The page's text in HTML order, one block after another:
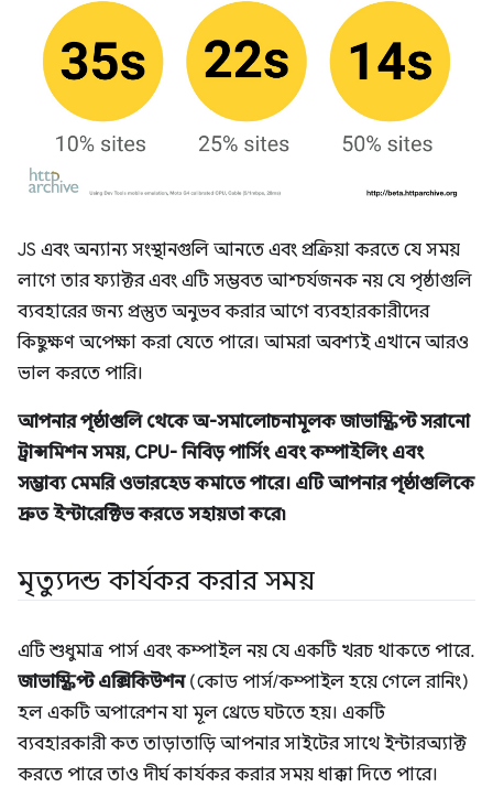
JS এবং অন্যান্য সংস্থানগুলি আনতে এবং প্রক্রিয়া করতে যে সময়
লাগে তার ফ্যাক্টর এবং এটি সম্ভবত আশ্চর্যজনক নয় যে পৃষ্ঠাগুলি
ব্যবহারের জন্য প্রস্তুত অনুভব করার আগে ব্যবহারকারীদের
কিছুক্ষণ অপেক্ষা করা যেতে পারে। আমরা অবশ্যই এখানে আরও
ভাল করতে পারি।
আপনার পৃষ্ঠাগুলি থেকে অ-সমালোচনামূলক জাভাস্ক্রিপ্ট সরানো
ট্রান্সমিশন সময়, CPU- নিবিড় পার্সিং এবং কম্পাইলিং এবং
সম্ভাব্য মেমরি ওভারহেড কমাতে পারে। এটি আপনার পৃষ্ঠাগুলিকে
দ্রুত ইন্টারেক্টিভ করতে সহায়তা করে৷
মৃত্যুদন্ড কার্যকর করার সময়
এটি শুধুমাত্র পার্স এবং কম্পাইল নয় যে একটি খরচ থাকতে পারে.
জাভাস্ক্রিপ্ট এক্সিকিউশন(কোড পার্স/কম্পাইল হয়ে গেলে রানিং)
হল একটি অপারেশন যা মূল থ্রেডে ঘটতে হয়। একটি
ব্যবহারকারী কত তাড়াতাড়ি আপনার সাইটের সাথে ইন্টারঅ্যাক্ট
করতে পারে তাও দীর্ঘ কার্যকর করার সময় ধাক্কা দিতে পারে।